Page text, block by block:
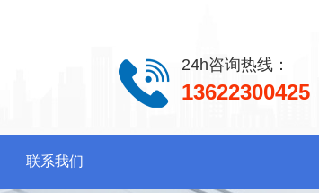
24h咨询热线：
13622300425
联系我们